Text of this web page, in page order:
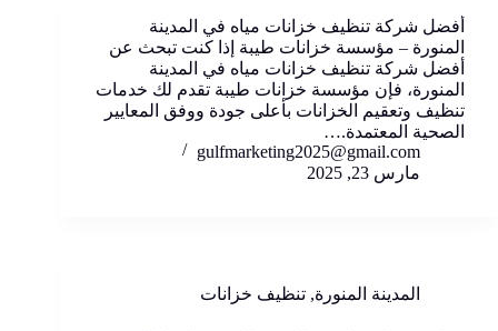
أفضل شركة تنظيف خزانات مياه في المدينة
المنورة – مؤسسة خزانات طيبة إذا كنت تبحث عن
أفضل شركة تنظيف خزانات مياه في المدينة
المنورة، فإن مؤسسة خزانات طيبة تقدم لك خدمات
تنظيف وتعقيم الخزانات بأعلى جودة ووفق المعايير
الصحية المعتمدة.…
gulfmarketing2025@gmail.com
مارس 23, 2025
المدينة المنورة, تنظيف خزانات